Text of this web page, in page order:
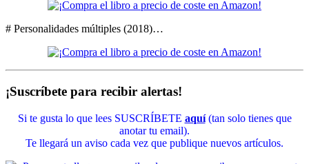
# Personalidades múltiples (2018)…
¡Suscríbete para recibir alertas!
Si te gusta lo que lees SUSCRÍBETE aquí(tan solo tienes que
anotar tu email).
Te llegará un aviso cada vez que publique nuevos artículos.